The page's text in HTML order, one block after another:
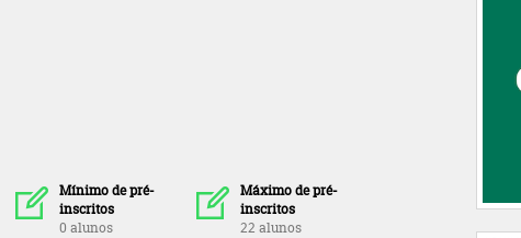
Mínimo de pré-
inscritos
0 alunos
Máximo de pré-
inscritos
22 alunos